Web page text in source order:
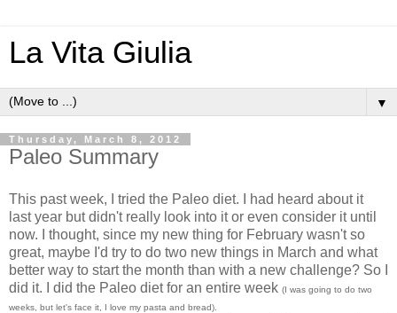
La Vita Giulia
▼
Thursday, March 8, 2012
Paleo Summary
This past week, I tried the Paleo diet. I had heard about it
last year but didn't really look into it or even consider it until
now. I thought, since my new thing for February wasn't so
great, maybe I'd try to do two new things in March and what
better way to start the month than with a new challenge? So I
did it. I did the Paleo diet for an entire week (I was going to do two
weeks, but let's face it, I love my pasta and bread).